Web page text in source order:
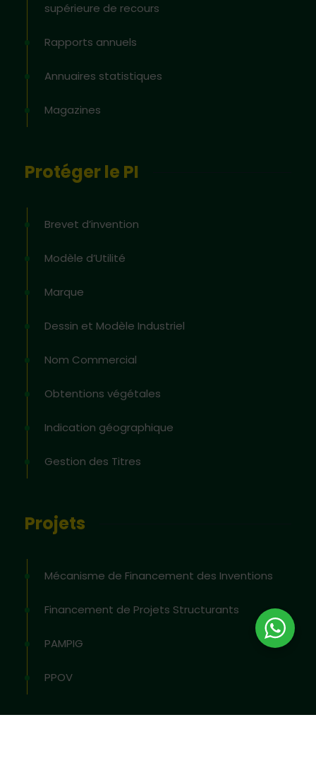
supérieure de recours
Rapports annuels
Annuaires statistiques
Magazines
Protéger le PI
Brevet d’invention
Modèle d’Utilité
Marque
Dessin et Modèle Industriel
Nom Commercial
Obtentions végétales
Indication géographique
Gestion des Titres
Projets
Mécanisme de Financement des Inventions
Financement de Projets Structurants
PAMPIG
PPOV